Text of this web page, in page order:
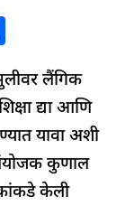
h
ar
e
लैंगिक
द्या आणि
यावा अशी
कुणाल
केली